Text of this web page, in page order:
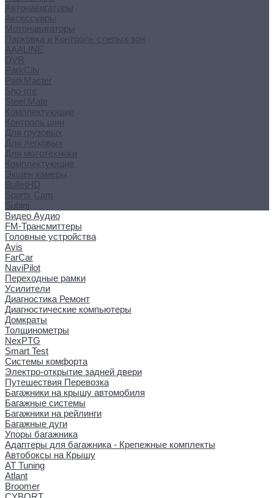
Автонавигаторы
Аксессуары
Мотонавигаторы
Парковка и Контроль слепых зон
AAALINE
DVR
ParkCity
ParkMaster
Sho-me
Steel Mate
Комплектующие
Контроль шин
Для грузовых
Для легковых
Для мототехники
Комплектующие
Экшен камеры
BulletHD
Sports Cam
Subini
Видео Аудио
FM-Трансмиттеры
Головные устройства
Avis
FarCar
NaviPilot
Переходные рамки
Усилители
Диагностика Ремонт
Диагностические компьютеры
Домкраты
Толщинометры
NexPTG
Smart Test
Системы комфорта
Электро-открытие задней двери
Путешествия Перевозка
Багажники на крышу автомобиля
Багажные системы
Багажники на рейлинги
Багажные дуги
Упоры багажника
Адаптеры для багажника - Крепежные комплекты
Автобоксы на Крышу
AT Tuning
Atlant
Broomer